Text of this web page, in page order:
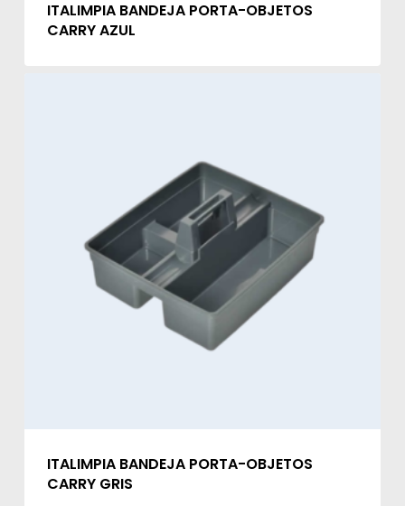
ITALIMPIA BANDEJA PORTA-OBJETOS
CARRY AZUL
ITALIMPIA BANDEJA PORTA-OBJETOS
CARRY GRIS